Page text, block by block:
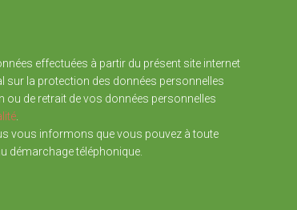
effectuées à partir du présent site internet
sur la protection des données personnelles
ou de retrait de vos données personnelles
.
vous informons que vous pouvez à toute
démarchage téléphonique.